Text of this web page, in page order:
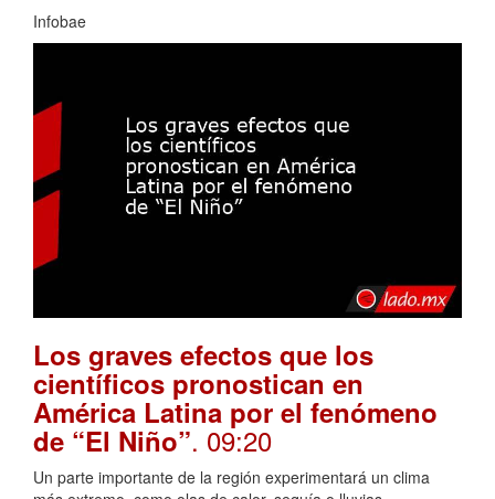
Infobae
Los graves efectos que los
científicos pronostican en
América Latina por el fenómeno
de “El Niño”. 09:20
Un parte importante de la región experimentará un clima